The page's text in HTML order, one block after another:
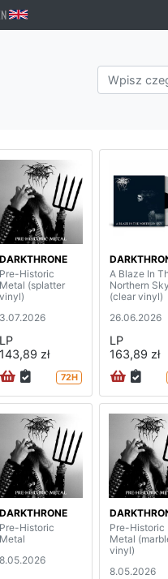
DARKTHRONE
Pre-Historic
Metal (splatter
vinyl)
3.07.2026
LP
143,89 zł
72H
A Blaze In
Northern Sky
(clear vinyl)
26.06.2026
LP
163,89 zł
DARKTHRONE
Pre-Historic
Metal
8.05.2026
Pre-Historic
Metal
vinyl)
8.05.2026